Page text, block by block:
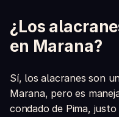
¿Los
en Marana?
Sí, los alacranes son
Marana, pero es
condado de Pima,